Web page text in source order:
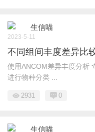
生信喵
2023-5-11
不同组间丰度差异比
使用ANCOM差异丰度分析
进行物种分类 ...
2931 0
生信喵